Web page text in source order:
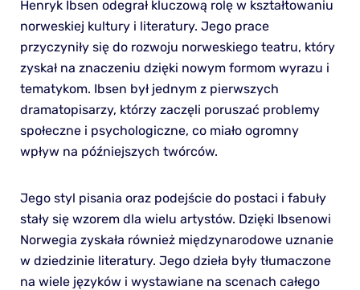
Henryk Ibsen odegrał kluczową rolę w kształtowaniu
norweskiej kultury i literatury. Jego prace
przyczyniły się do rozwoju norweskiego teatru, który
zyskał na znaczeniu dzięki nowym formom wyrazu i
tematykom. Ibsen był jednym z pierwszych
dramatopisarzy, którzy zaczęli poruszać problemy
społeczne i psychologiczne, co miało ogromny
wpływ na późniejszych twórców.
Jego styl pisania oraz podejście do postaci i fabuły
stały się wzorem dla wielu artystów. Dzięki Ibsenowi
Norwegia zyskała również międzynarodowe uznanie
w dziedzinie literatury. Jego dzieła były tłumaczone
na wiele języków i wystawiane na scenach całego